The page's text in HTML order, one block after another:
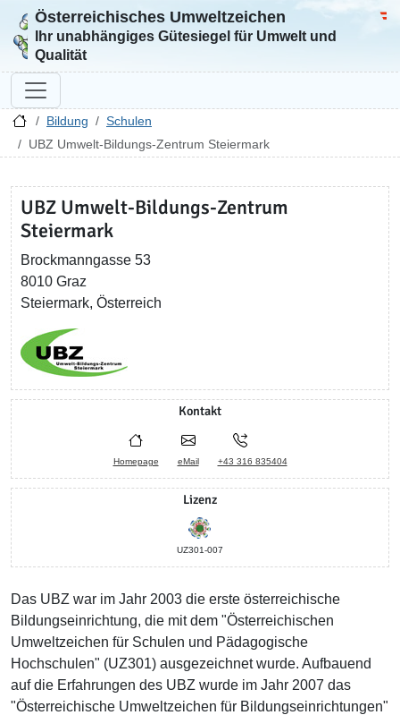
Zur Startseite
Österreichisches Umweltzeichen
Ihr unabhängiges Gütesiegel für Umwelt und
Qualität
Bildung
Schulen
UBZ Umwelt-Bildungs-Zentrum Steiermark
UBZ Umwelt-Bildungs-Zentrum
Steiermark
Brockmanngasse 53
8010 Graz
Steiermark, Österreich
Kontakt
Homepage eMail +43 316 835404
Lizenz
UZ301-007
Das UBZ war im Jahr 2003 die erste österreichische
Bildungseinrichtung, die mit dem "Österreichischen
Umweltzeichen für Schulen und Pädagogische
Hochschulen" (UZ301) ausgezeichnet wurde. Aufbauend
auf die Erfahrungen des UBZ wurde im Jahr 2007 das
"Österreichische Umweltzeichen für Bildungseinrichtungen"